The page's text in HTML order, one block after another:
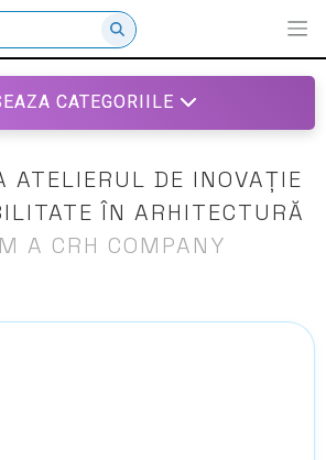
CATEGORIILE
ATELIERUL DE INOVAȚIE
ÎN ARHITECTURĂ
A CRH COMPANY